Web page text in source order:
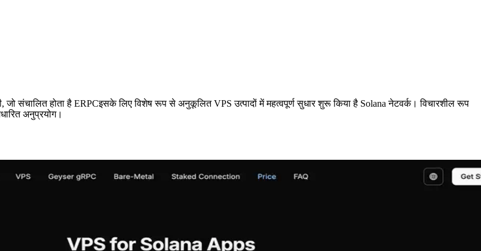
संचालित होता है ERPCइसके लिए विशेष रूप से अनुकूलित VPS उत्पादों में महत्वपूर्ण सुधार शुरू किया है Solana नेटवर्क। विचारशील रूप
अनुप्रयोग।